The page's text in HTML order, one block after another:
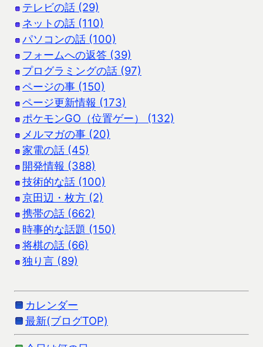
テレビの話 (29)
ネットの話 (110)
パソコンの話 (100)
フォームへの返答 (39)
プログラミングの話 (97)
ページの事 (150)
ページ更新情報 (173)
ポケモンGO（位置ゲー） (132)
メルマガの事 (20)
家電の話 (45)
開発情報 (388)
技術的な話 (100)
京田辺・枚方 (2)
携帯の話 (662)
時事的な話題 (150)
将棋の話 (66)
独り言 (89)
カレンダー
最新(ブログTOP)